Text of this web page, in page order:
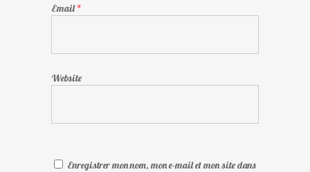
Email*
Website
Enregistrer mon nom, mon e-mail et mon site dans